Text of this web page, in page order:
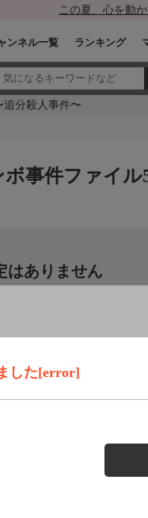
この夏、心を動
ンネル一覧 ランキング
追分殺人事件〜
した[error]
事件ファイル
はありません